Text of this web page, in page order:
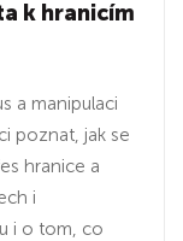
k hranicím
a manipulaci
poznat, jak se
hranice a
i
i o tom, co